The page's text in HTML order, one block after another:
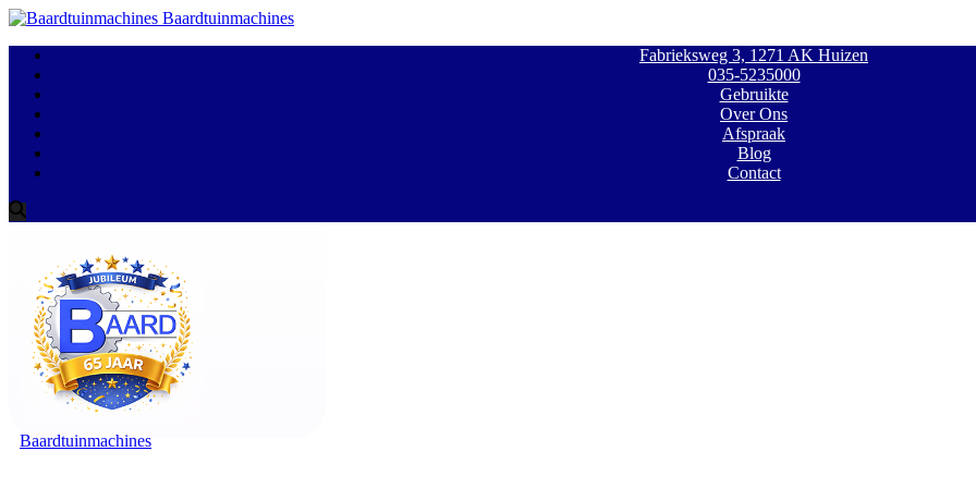
Baardtuinmachines
Fabrieksweg 3, 1271 AK Huizen
035-5235000
Gebruikte
Over Ons
Afspraak
Blog
Contact
Baardtuinmachines